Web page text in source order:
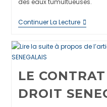
des eaux tumultueuses.
Continuer La LectureLa
Force
LE
DROIT